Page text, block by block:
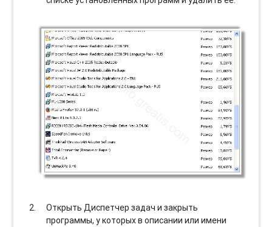
Открыть Диспетчер задач и закрыть
программы, у которых в описании или имени